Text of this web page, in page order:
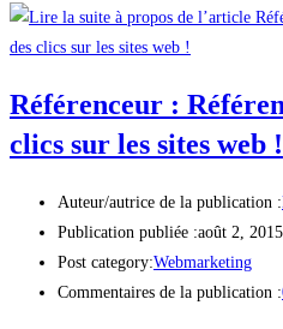
Référenceur :
clics sur les sites web !
Auteur/autrice de la publication :
Publication publiée :août 2, 2015
Post category:Webmarketing
Commentaires de la publication :